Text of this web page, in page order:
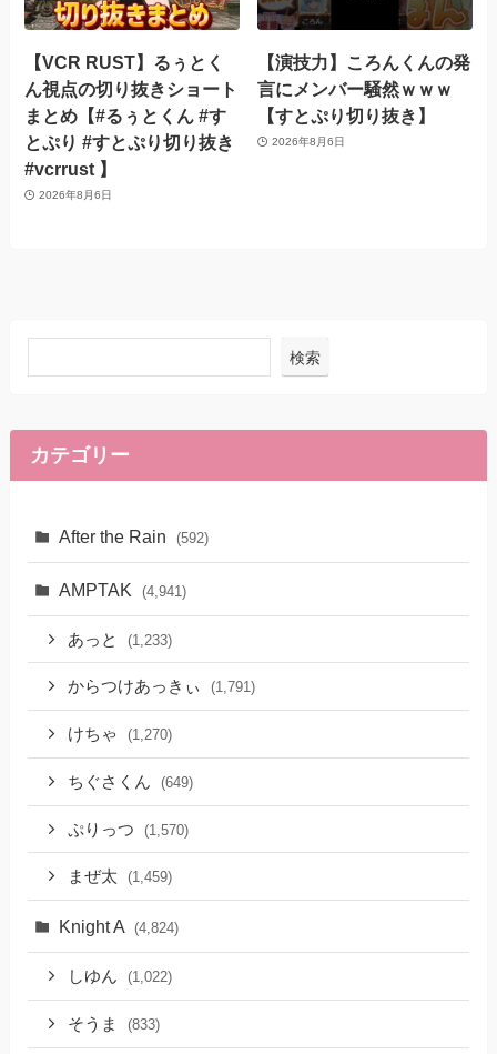
【VCR RUST】るぅとく
ん視点の切り抜きショート
まとめ【#るぅとくん #す
とぷり #すとぷり切り抜き
#vcrrust 】
2026年8月6日
【演技力】ころんくんの発
言にメンバー騒然ｗｗｗ
【すとぷり切り抜き】
2026年8月6日
検索
カテゴリー
After the Rain (592)
AMPTAK (4,941)
あっと (1,233)
からつけあっきぃ (1,791)
けちゃ (1,270)
ちぐさくん (649)
ぷりっつ (1,570)
まぜ太 (1,459)
Knight A (4,824)
しゆん (1,022)
そうま (833)